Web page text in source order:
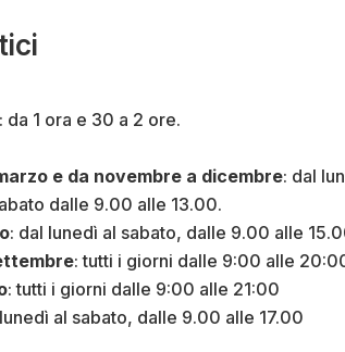
da 1 ora e 30 a 2 ore.
e da novembre a dicembre: dal
dalle 9.00 alle 13.00.
: dal lunedì al sabato, dalle 9.00 alle
: tutti i giorni dalle 9:00 alle
: tutti i giorni dalle 9:00 alle 21:00
al sabato, dalle 9.00 alle 17.00